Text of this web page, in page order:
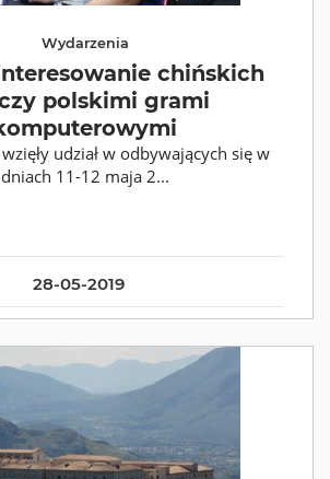
28-05-2019
Wydarzenia
chińskich
polskimi grami
udział w odbywających się w
dniach 11-12 maja 2...